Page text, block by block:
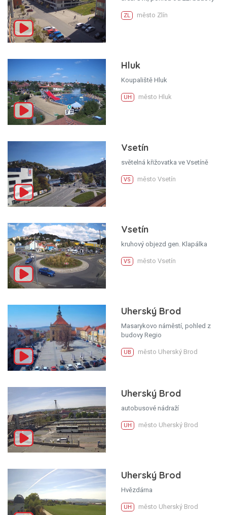
ZL město Zlín
Hluk
Koupaliště Hluk
UH město Hluk
Vsetín
světelná křižovatka ve Vsetíně
VS město Vsetín
Vsetín
kruhový objezd gen. Klapálka
VS město Vsetín
Uherský Brod
Masarykovo náměstí, pohled z
budovy Regio
UB město Uherský Brod
Uherský Brod
autobusové nádraží
UH město Uherský Brod
Uherský Brod
Hvězdárna
UH město Uherský Brod